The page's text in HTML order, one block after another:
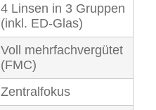
4 Linsen in 3 Gruppen
(inkl. ED-Glas)
Voll mehrfachvergütet
(FMC)
Zentralfokus